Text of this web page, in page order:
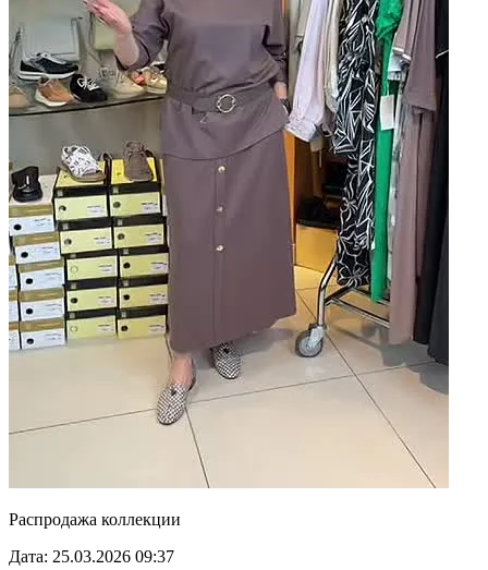
Распродажа коллекции
Дата: 25.03.2026 09:37